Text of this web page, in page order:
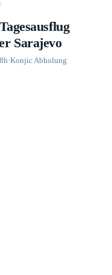
Sarajevo
8h·Konjic Abholung